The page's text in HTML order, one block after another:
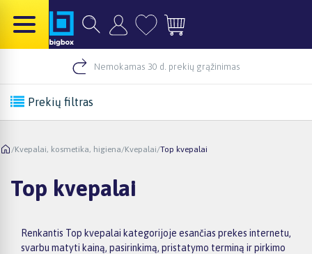
Nemokamas 30 d. prekių grąžinimas
Prekių filtras
/Kvepalai, kosmetika, higiena/Kvepalai/Top kvepalai
Top kvepalai
Renkantis Top kvepalai kategorijoje esančias prekes internetu,
svarbu matyti kainą, pasirinkimą, pristatymo terminą ir pirkimo